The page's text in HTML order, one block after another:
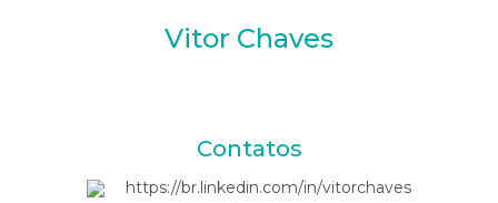
Vitor Chaves
Contatos
https://br.linkedin.com/in/vitorchaves